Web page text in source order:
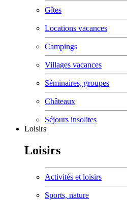
Gîtes
Locations vacances
Campings
Villages vacances
Séminaires, groupes
Châteaux
Séjours insolites
Loisirs
Loisirs
Activités et loisirs
Sports, nature